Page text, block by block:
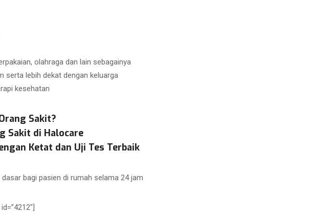
olahraga dan lain sebagainya
serta lebih dekat dengan keluarga
kesehatan
Sakit?
Sakit di Halocare
Ketat dan Uji Tes Terbaik
bagi pasien di rumah selama 24 jam